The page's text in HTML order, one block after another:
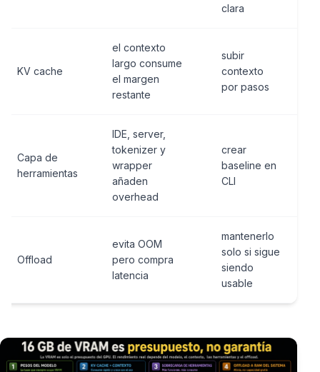
clara
KV cache
el contexto
largo consume
el margen
restante
subir
contexto
por pasos
Capa de
herramientas
IDE, server,
tokenizer y
wrapper
añaden
overhead
crear
baseline en
CLI
Offload
evita OOM
pero compra
latencia
mantenerlo
solo si sigue
siendo
usable